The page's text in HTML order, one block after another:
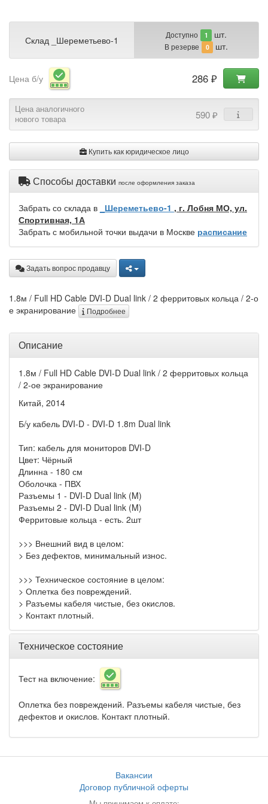
Склад _Шереметьево-1 Доступно 1 шт.
В резерве 0 шт.
Цена б/у 286 ₽
Цена аналогичного
нового товара
590 ₽
Купить как юридическое лицо
Способы доставки после оформления заказа
Забрать со склада в _Шереметьево-1 , г. Лобня МО, ул.
Спортивная, 1А
Забрать с мобильной точки выдачи в Москве расписание
Задать вопрос продавцу
1.8м / Full HD Cable DVI-D Dual link / 2 ферритовых кольца / 2-о
е экранирование
Подробнее
Описание
1.8м / Full HD Cable DVI-D Dual link / 2 ферритовых кольца
/ 2-ое экранирование
Китай, 2014
Б/у кабель DVI-D - DVI-D 1.8m Dual link
Тип: кабель для мониторов DVI-D
Цвет: Чёрный
Длинна - 180 см
Оболочка - ПВХ
Разъемы 1 - DVI-D Dual link (M)
Разъемы 2 - DVI-D Dual link (M)
Ферритовые кольца - есть. 2шт
>>> Внешний вид в целом:
> Без дефектов, минимальный износ.
>>> Техническое состояние в целом:
> Оплетка без повреждений.
> Разъемы кабеля чистые, без окислов.
> Контакт плотный.
Техническое состояние
Тест на включение:
Оплетка без повреждений. Разъемы кабеля чистые, без
дефектов и окислов. Контакт плотный.
Вакансии
Договор публичной оферты